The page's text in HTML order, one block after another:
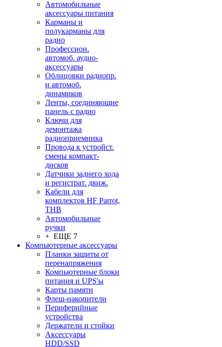
Автомобильные
аксессуары питания
Карманы и
полукарманы для
радио
Профессион.
автомоб. аудио-
аксессуары
Облицовки радиопр.
и автомоб.
динамиков
Ленты, соединяющие
панель с радио
Ключи для
демонтажа
радиоприемника
Провода к устройст.
смены компакт-
дисков
Датчики заднего хода
и регистрат. движ.
Кабели для
комплектов HF Parrot,
THB
Автомобильные
ручки
+ ЕЩЕ 7
Компьютерные аксессуары
Планки защиты от
перенапряжения
Компьютерные блоки
питания и UPS'ы
Карты памяти
Флеш-накопители
Периферийные
устройства
Держатели и стойки
Аксессуары
HDD/SSD